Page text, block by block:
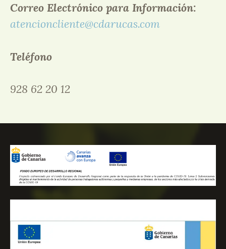
Correo Electrónico para Información:
atencioncliente@cdarucas.com
Teléfono
928 62 20 12